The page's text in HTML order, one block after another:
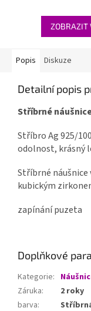
ZOBRAZIT
Popis Diskuze
Detailní popis
Stříbrné
Stříbro Ag 925/
odolnost, krásný
Stříbrné náušnice
kubickým
zapínání puzeta
Doplňkové
Kategorie:
Záruka:
2 roky
barva: